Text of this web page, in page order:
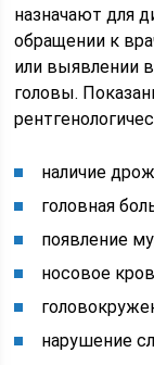
назначают для
обращении к
или выявлении
головы.
наличие
головная
появление
носовое
нарушение